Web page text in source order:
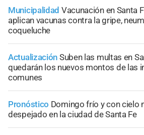
Municipalidad Vacunación en Santa
aplican vacunas contra la gripe,
coqueluche
Actualización Suben las multas en
quedarán los nuevos montos de las
comunes
Pronóstico Domingo frío y con cielo
despejado en la ciudad de Santa Fe